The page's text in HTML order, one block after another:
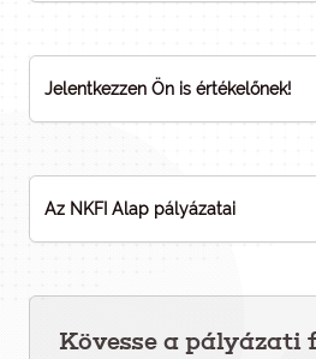
Jelentkezzen Ön is értékelőnek!
Az NKFI Alap pályázatai
Kövesse a pályázati